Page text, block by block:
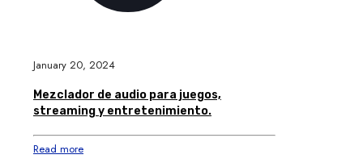
January 20, 2024
Mezclador de audio para juegos,
streaming y entretenimiento.
Read more